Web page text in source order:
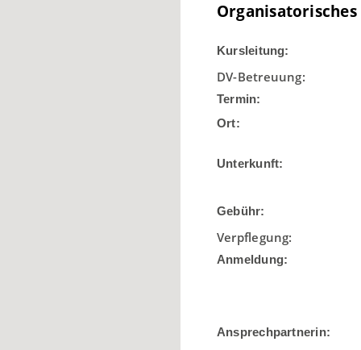
Organisatorisches
Kursleitung:
DV-Betreuung:
Termin:
Ort:
Unterkunft:
Gebühr:
Verpflegung:
Anmeldung:
Ansprechpartnerin: